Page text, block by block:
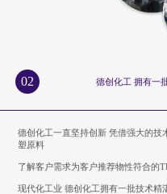
02 德创化工 拥有一
德创化工一直坚持创新 凭借强大的技
塑原料
了解客户需求为客户推荐物性符合的
现代化工业 德创化工拥有一批技术